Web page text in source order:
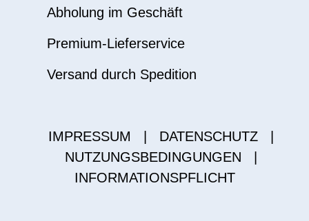
Abholung im Geschäft
Premium-Lieferservice
Versand durch Spedition
IMPRESSUM DATENSCHUTZ
NUTZUNGSBEDINGUNGEN
INFORMATIONSPFLICHT